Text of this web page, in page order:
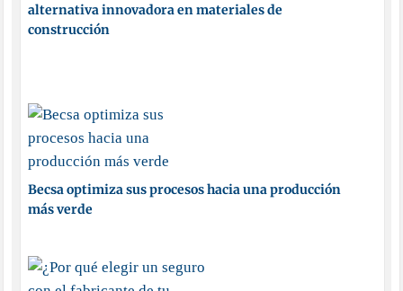
alternativa innovadora en materiales de
construcción
Becsa optimiza sus procesos hacia una producción
más verde